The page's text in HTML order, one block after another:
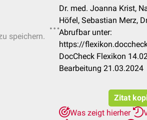
speichern.
Dr. med. Joanna Krist,
Höfel, Sebastian Merz,
Abrufbar unter:
https://
DocCheck Flexikon
Bearbeitung 21.03.2024
Zitat
Was zeigt hierher